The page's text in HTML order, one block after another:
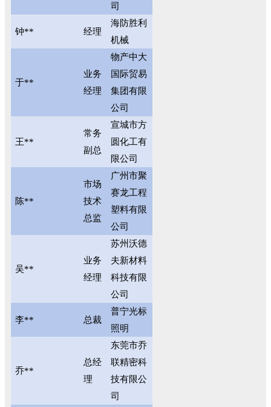
司
钟** 经理
海防胜利
机械
于**
业务
经理
物产中大
国际贸易
集团有限
公司
王**
常务
副总
宣城市方
圆化工有
限公司
陈**
市场
技术
总监
广州市聚
赛龙工程
塑料有限
公司
吴**
业务
经理
苏州沃德
夫新材料
科技有限
公司
李** 总裁
普宁光标
照明
乔**
总经
理
东莞市乔
联精密科
技有限公
司